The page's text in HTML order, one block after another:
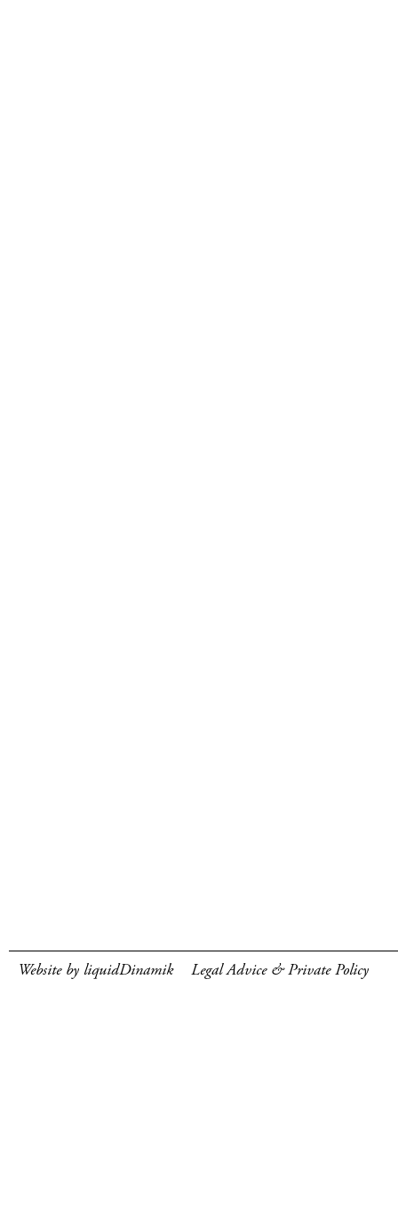
Website by liquidDinamik Legal Advice & Private Policy